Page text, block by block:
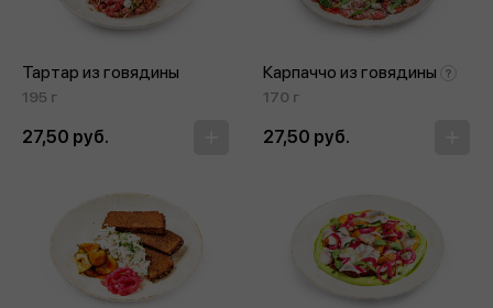
Тартар из говядины
195 г
27,50 руб.
Карпаччо из говядины
170 г
27,50 руб.